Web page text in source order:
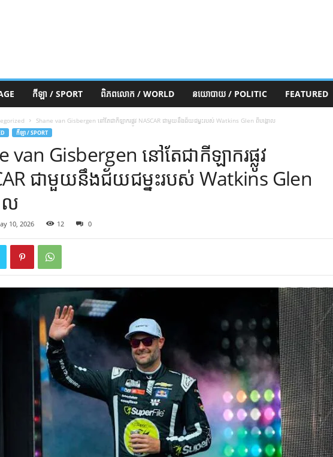
កីឡា / SPORT ពិភពលោក / WORLD នយោបាយ / POLITIC FEATURED
Shane van Gisbergen នៅតែជាកីឡាករផ្លូវ NASCAR ជាមួយនឹងជ័យជម្នះរបស់ Watkins Glen ពីបង្គោល
កីឡា / SPORT
van Gisbergen នៅតែជាកីឡាករផ្លូវ
ជាមួយនឹងជ័យជម្នះរបស់ Watkins Glen
ល
10, 2026 12 0